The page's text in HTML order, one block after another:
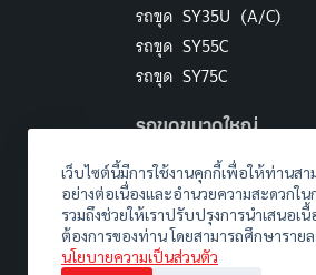
เว็บไซต์นี้มีการใช้งานคุกกี้เพื่อให้ท่านสา
อย่างต่อเนื่องและอำนวยความสะดวกใน
รวมถึงช่วยให้เราปรับปรุงการนำเสนอเ
ต้องการของท่าน โดยสามารถศึกษารายล
นโยบายความเป็นส่วนตัว
รถขุด SY35U (A/C)
รถขุด SY55C
รถขุด SY75C
รถขุดขนาดใหญ่
รถขุด SY375H
รถขุด SY500H
รถขุด SY750H